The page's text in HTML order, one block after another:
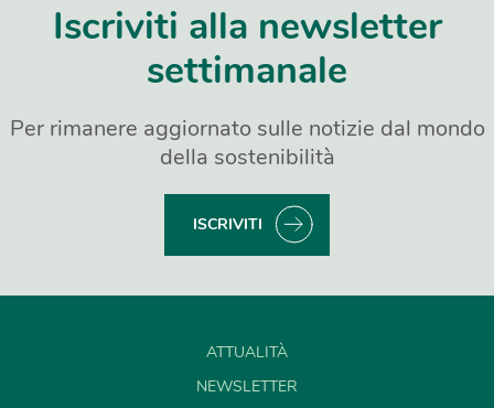
Iscriviti alla newsletter
settimanale
Per rimanere aggiornato sulle notizie dal mondo
della sostenibilità
ISCRIVITI
ATTUALITÀ
NEWSLETTER